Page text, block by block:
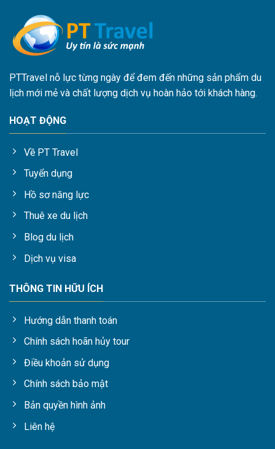
PTTravel nỗ lực từng ngày để đem đến những sản phẩm du
lịch mới mẻ và chất lượng dịch vụ hoàn hảo tới khách hàng.
HOẠT ĐỘNG
Về PT Travel
Tuyển dụng
Hồ sơ năng lực
Thuê xe du lịch
Blog du lịch
Dịch vụ visa
THÔNG TIN HỮU ÍCH
Hướng dẫn thanh toán
Chính sách hoãn hủy tour
Điều khoản sử dụng
Chính sách bảo mật
Bản quyền hình ảnh
Liên hệ